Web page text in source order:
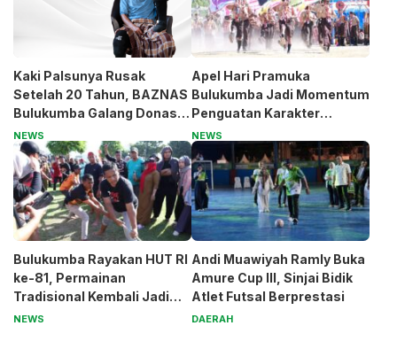
Kaki Palsunya Rusak
Setelah 20 Tahun, BAZNAS
Bulukumba Galang Donasi
untuk Pak Pardi
NEWS
Apel Hari Pramuka
Bulukumba Jadi Momentum
Penguatan Karakter
Generasi Muda
NEWS
Bulukumba Rayakan HUT RI
ke-81, Permainan
Tradisional Kembali Jadi
Magnet
NEWS
Andi Muawiyah Ramly Buka
Amure Cup III, Sinjai Bidik
Atlet Futsal Berprestasi
DAERAH